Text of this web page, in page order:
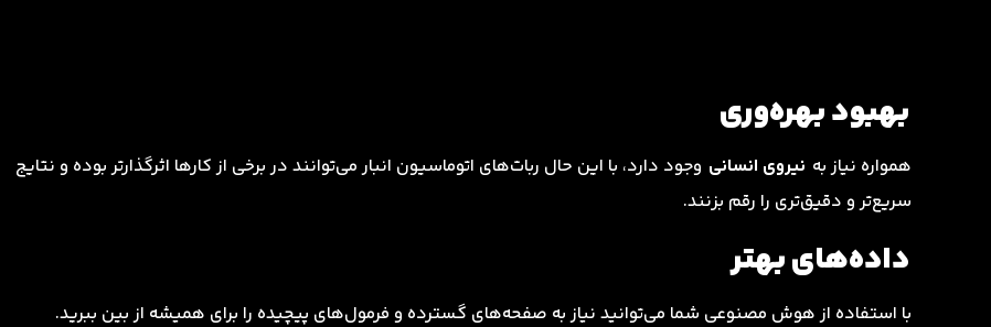
بهبود بهره‌وری
همواره نیاز به نیروی انسانی وجود دارد، با این حال ربات‌های اتوماسیون انبار می‌توانند در برخی از کارها اثرگذارتر بوده و نتایج
سریع‌تر و دقیق‌تری را رقم بزنند.
داده‌های بهتر
با استفاده از هوش مصنوعی شما می‌توانید نیاز به صفحه‌های گسترده و فرمول‌های پیچیده را برای همیشه از بین ببرید.